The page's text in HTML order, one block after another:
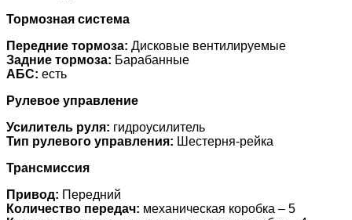
Тормозная система
Передние тормоза: Дисковые вентилируемые
Задние тормоза: Барабанные
АБС: есть
Рулевое управление
Усилитель руля: гидроусилитель
Тип рулевого управления: Шестерня-рейка
Трансмиссия
Привод: Передний
Количество передач: механическая коробка – 5